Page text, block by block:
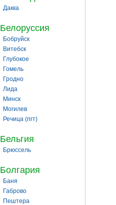
Дакка
Белоруссия
Бобруйск
Витебск
Глубокое
Гомель
Гродно
Лида
Минск
Могилев
Речица (пгт)
Бельгия
Брюссель
Болгария
Баня
Габрово
Пештера